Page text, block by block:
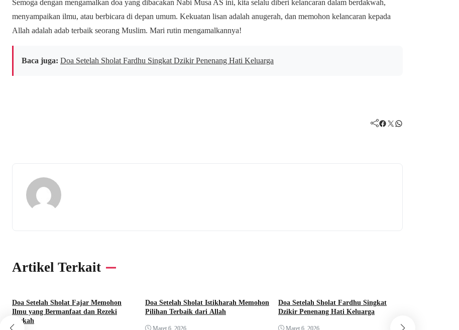
Semoga dengan mengamalkan doa yang dibacakan Nabi Musa AS ini, kita selalu diberi kelancaran dalam berdakwah,
menyampaikan ilmu, atau berbicara di depan umum. Kekuatan lisan adalah anugerah, dan memohon kelancaran kepada
Allah adalah adab terbaik seorang Muslim. Mari rutin mengamalkannya!
Baca juga: Doa Setelah Sholat Fardhu Singkat Dzikir Penenang Hati Keluarga
Facebook Twitter WhatsApp
Artikel Terkait
Doa Setelah Sholat Fajar Memohon
Ilmu yang Bermanfaat dan Rezeki
Berkah
Doa Setelah Sholat Istikharah Memohon
Pilihan Terbaik dari Allah
Maret 6, 2026
Doa Setelah Sholat Fardhu Singkat
Dzikir Penenang Hati Keluarga
Maret 6, 2026